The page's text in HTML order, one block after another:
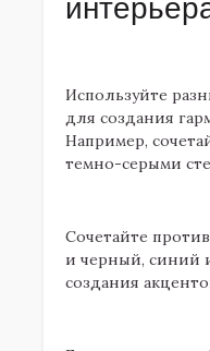
Используйте
для создания
Например,
темно-серыми
Сочетайте
и черный, синий
создания